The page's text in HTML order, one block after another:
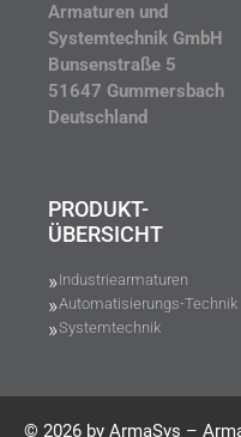
Armaturen und
Systemtechnik GmbH
Bunsenstraße 5
51647 Gummersbach
Deutschland
PRODUKT-
ÜBERSICHT
Industriearmaturen
Automatisierungs-Technik
Systemtechnik
© 2026 by ArmaSys –